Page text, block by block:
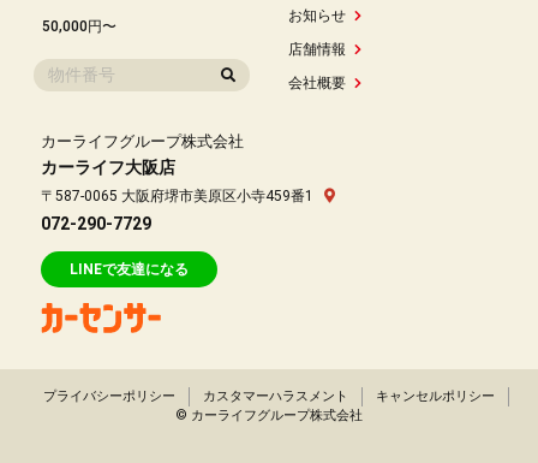
50,000円〜
お知らせ
店舗情報
会社概要
カーライフグループ株式会社
カーライフ大阪店
〒587-0065 大阪府堺市美原区小寺459番1
072-290-7729
LINEで友達になる
プライバシーポリシー カスタマーハラスメント
キャンセルポリシー
© カーライフグループ株式会社